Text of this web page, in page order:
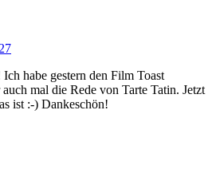
habe gestern den Film Toast
mal die Rede von Tarte Tatin. Jetzt
ist :-) Dankeschön!